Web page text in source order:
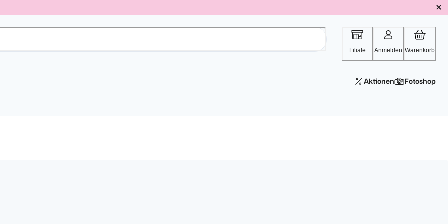
Filiale Anmelden Warenkorb
Aktionen Fotoshop